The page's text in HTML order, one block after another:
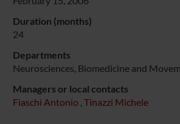
Duration (months)
24
Departments
Neurosciences, Biomedicine and
Managers or local contacts
Fiaschi Antonio , Tinazzi Michele